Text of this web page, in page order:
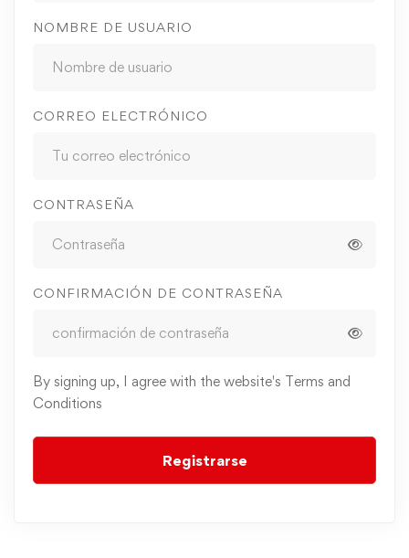
NOMBRE DE USUARIO
CORREO ELECTRÓNICO
CONTRASEÑA
CONFIRMACIÓN DE CONTRASEÑA
By signing up, I agree with the website's Terms and
Conditions
Registrarse